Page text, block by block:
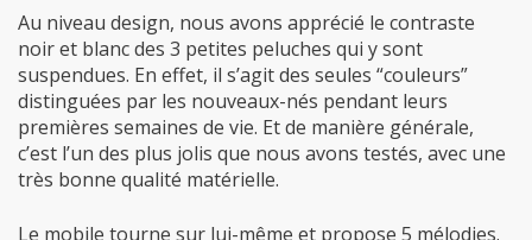
Au niveau design, nous avons apprécié le contraste
noir et blanc des 3 petites peluches qui y sont
suspendues. En effet, il s’agit des seules “couleurs”
distinguées par les nouveaux-nés pendant leurs
premières semaines de vie. Et de manière générale,
c’est l’un des plus jolis que nous avons testés, avec une
très bonne qualité matérielle.
Le mobile tourne sur lui-même et propose 5 mélodies.